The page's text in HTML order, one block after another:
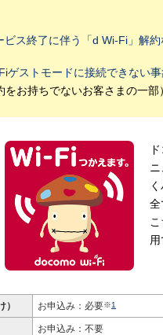
ビス終了に伴う「d Wi-Fi」解
ゲストモードに接続できない
をお持ちでないお客さまの一部）
全
用
お申込み：必要※1
お申込み：不要